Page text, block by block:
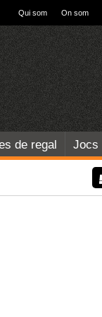
Qui som On som
de regal Jocs